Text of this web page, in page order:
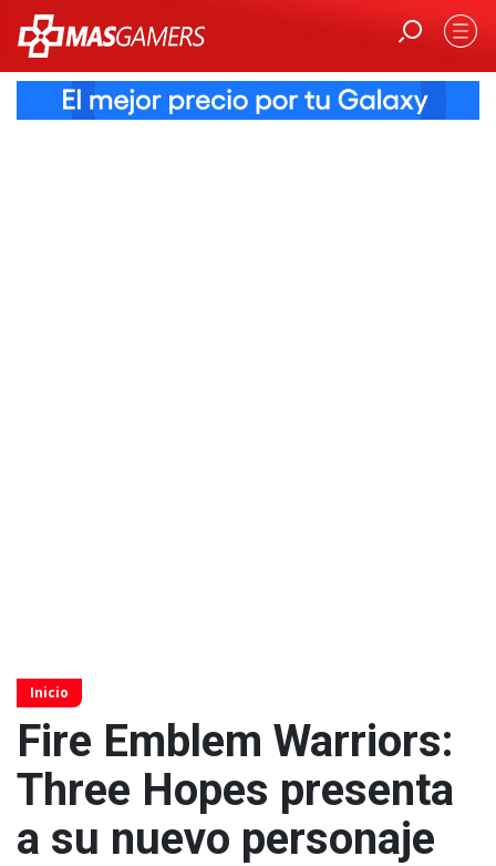
Inicio
Fire Emblem Warriors:
Three Hopes presenta
a su nuevo personaje